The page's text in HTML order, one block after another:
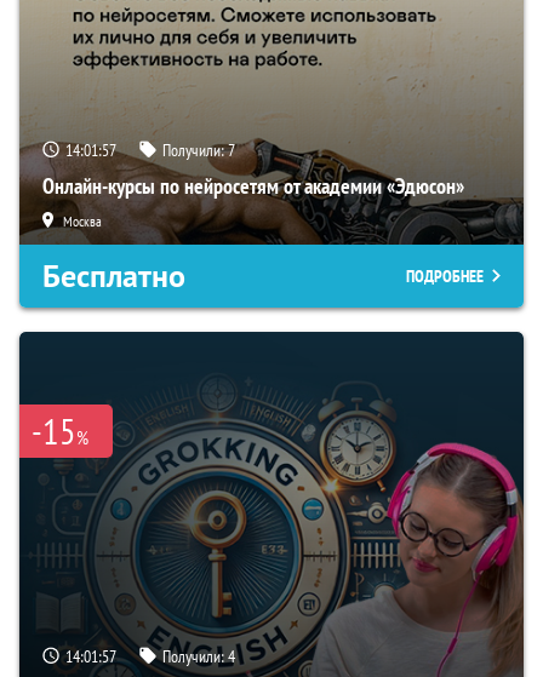
14:01:56 Получили:7
Онлайн-курсы по нейросетям от академии «Эдюсон»
Москва
Бесплатно ПОДРОБНЕЕ
-15%
14:01:56 Получили:4